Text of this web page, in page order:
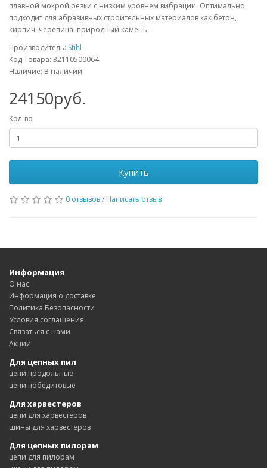
плавной мокрой резки с низким уровнем вибрации. Оптимально
подходит для абразивных строительных материалов как бетон,
кирпич, черепица, природный камень.
Производитель: Stihl
Код Товара: 32110500064
Наличие: В наличии
24150руб.
Кол-во
Купить
0 отзывов/ Написать отзыв
Информация
О нас
Информация о доставке
Политика Безопасности
Условия соглашения
Связаться с нами
Акции
Для цепных пил
цепи продольные
цепи победитовые
Для харвестеров
цепи для харвестеров
шины для харвестеров
Для цепных пилорам
цепи для пилорам